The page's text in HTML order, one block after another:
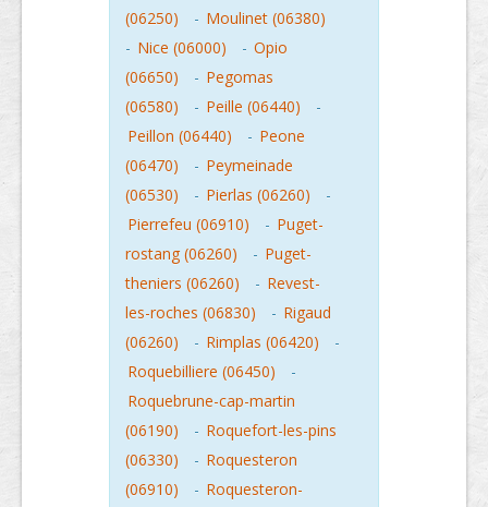
(06250)
- Moulinet (06380)
- Nice (06000) - Opio
(06650)
- Pegomas
(06580)
- Peille (06440)
-
Peillon (06440)
- Peone
(06470)
- Peymeinade
(06530)
- Pierlas (06260)
-
Pierrefeu (06910)
- Puget-
rostang (06260)
- Puget-
theniers (06260)
- Revest-
les-roches (06830)
- Rigaud
(06260)
- Rimplas (06420)
-
Roquebilliere (06450)
-
Roquebrune-cap-martin
(06190)
- Roquefort-les-pins
(06330)
- Roquesteron
(06910)
- Roquesteron-